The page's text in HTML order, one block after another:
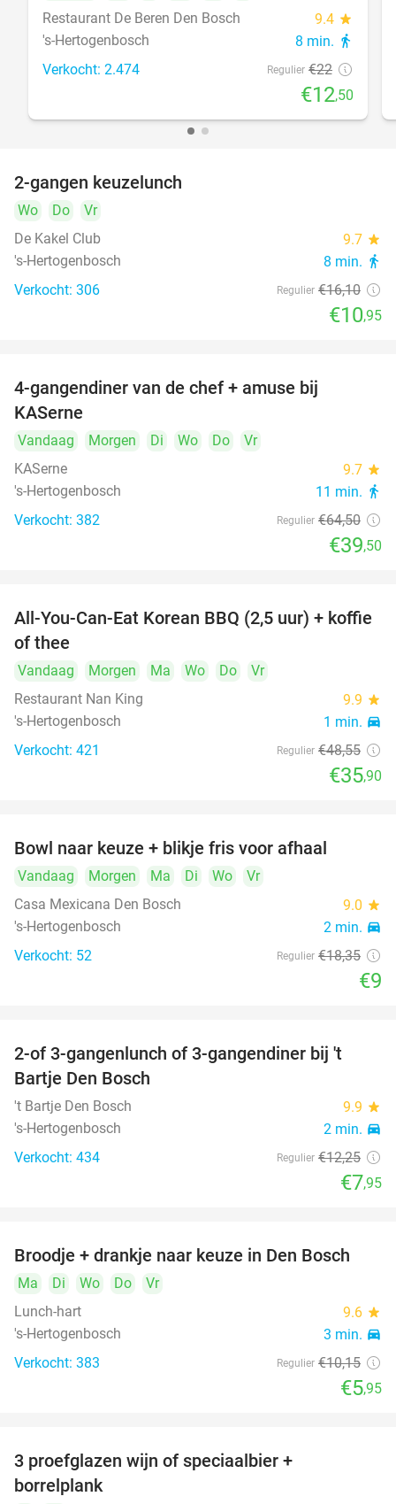
Restaurant De Beren Den Bosch
9.4 star
's-Hertogenbosch 8 min. directions_walk
Verkocht: 2.474 Regulier €22
€12,50
2-gangen keuzelunch
Wo Do
Vr
De Kakel Club
9.7 star
's-Hertogenbosch 8 min. directions_walk
Verkocht: 306 Regulier €16,10
€10,95
4-gangendiner van de chef + amuse bij
KASerne
Vandaag Morgen Di Wo Do
Vr
KASerne
9.7 star
's-Hertogenbosch 11 min. directions_walk
Verkocht: 382 Regulier €64,50
€39,50
26%
All-You-Can-Eat Korean BBQ (2,5 uur) + koffie
of thee
Vandaag Morgen Ma Wo Do
Vr
Restaurant Nan King
9.9 star
's-Hertogenbosch 1 min. directions_car
Verkocht: 421 Regulier €48,55
€35,90
Bowl naar keuze + blikje fris voor afhaal
Vandaag Morgen Ma Di Wo
Vr
Casa Mexicana Den Bosch
9.0 star
's-Hertogenbosch 2 min. directions_car
Verkocht: 52 Regulier €18,35
€9
35%
2-of 3-gangenlunch of 3-gangendiner bij 't
Bartje Den Bosch
't Bartje Den Bosch 9.9 star
's-Hertogenbosch 2 min. directions_car
Verkocht: 434 Regulier €12,25
€7,95
41%
Broodje + drankje naar keuze in Den Bosch
Ma Di Wo Do
Vr
Lunch-hart
9.6 star
's-Hertogenbosch 3 min. directions_car
Verkocht: 383 Regulier €10,15
€5,95
3 proefglazen wijn of speciaalbier +
borrelplank